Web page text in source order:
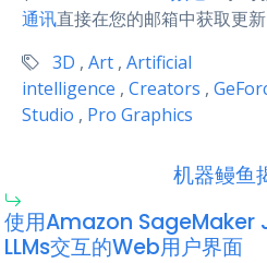
通讯直接在您的邮箱中获取更新
3D , Art , Artificial
intelligence , Creators ,
Studio , Pro Graphics
机器鳗鱼
使用Amazon SageMaker
LLMs交互的Web用户界面